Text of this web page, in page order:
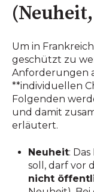
Um in
geschützt zu
Anforderungen
**individuellen
Folgenden
und damit
erläutert.
Neuheit:
soll, darf vor
nicht